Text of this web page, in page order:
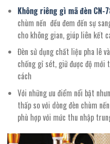
Không riêng gì mã đèn CN-
chùm nến đều đem đến sự
cho không gian, giúp liên kết
Đèn sử dụng chất liệu pha lê
chống gỉ sét, giữ được độ mới
cách
Với những ưu điểm nổi bật
thấp so với dòng đèn chùm
phù hợp với mức thu nhập